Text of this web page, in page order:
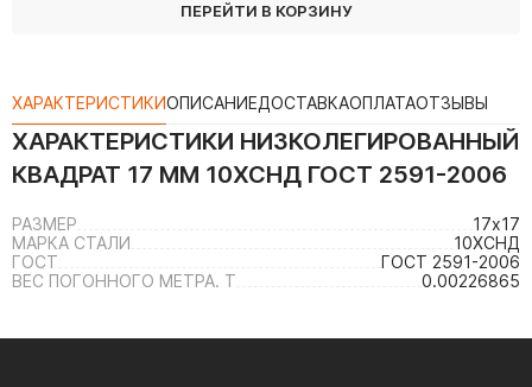
ПЕРЕЙТИ В КОРЗИНУ
ХАРАКТЕРИСТИКИОПИСАНИЕДОСТАВКАОПЛАТАОТЗЫВЫ
ХАРАКТЕРИСТИКИ НИЗКОЛЕГИРОВАННЫЙ
КВАДРАТ 17 ММ 10ХСНД ГОСТ 2591-2006
РАЗМЕР
17х17
МАРКА СТАЛИ
10ХСНД
ГОСТ
ГОСТ 2591-2006
ВЕС ПОГОННОГО МЕТРА. Т
0.00226865